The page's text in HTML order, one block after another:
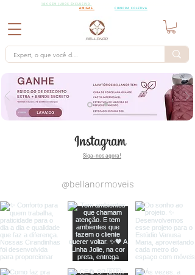
18X SEM JUROS EXCLUSIVO
AMIGAS
COMPRA COLETIVA
Siga-nos agora!
@bellanormoveis